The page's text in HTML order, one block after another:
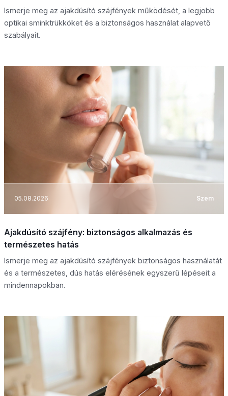
Ismerje meg az ajakdúsító szájfények működését, a legjobb
optikai sminktrükköket és a biztonságos használat alapvető
szabályait.
05.08.2026 Szem
Ajakdúsító szájfény: biztonságos alkalmazás és
természetes hatás
Ismerje meg az ajakdúsító szájfények biztonságos használatát
és a természetes, dús hatás elérésének egyszerű lépéseit a
mindennapokban.